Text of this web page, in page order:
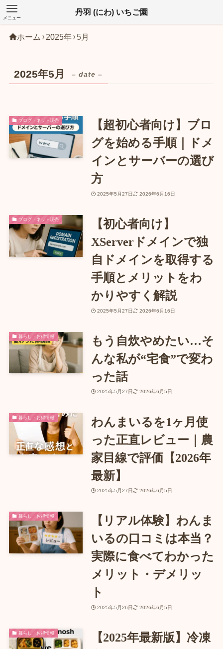
丹羽 (にわ) いちご園
メニュー
ホーム 2025年 5月
2025年5月 – date –
ブログ・ネット販売
【超初心者向け】ブロ
グを始める手順｜ドメ
インとサーバーの選び
方
2025年5月27日 2026年6月16日
ブログ・ネット販売
【初心者向け】
XServerドメインで独
自ドメインを取得する
手順とメリットをわ
かりやすく解説
2025年5月27日 2026年6月16日
暮らし・お得情報
もう自炊やめたい…そ
んな私が“宅食”で変わ
った話
2025年5月27日 2026年6月5日
暮らし・お得情報
わんまいるを1ヶ月使
った正直レビュー｜農
家目線で評価【2026年
最新】
2025年5月27日 2026年6月5日
暮らし・お得情報
【リアル体験】わんま
いるの口コミは本当？
実際に食べてわかった
メリット・デメリッ
ト
2025年5月26日 2026年6月5日
暮らし・お得情報
【2025年最新版】冷凍